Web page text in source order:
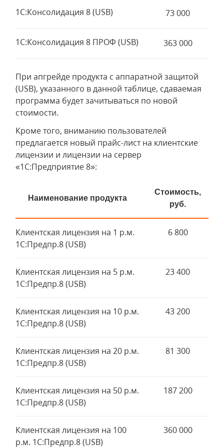
1С:Консолидация 8 (USB) 73 000
1С:Консолидация 8 ПРОФ (USB) 363 000
При апгрейде продукта с аппаратной защитой
(USB), указанного в данной таблице, сдаваемая
программа будет зачитываться по новой
стоимости.
Кроме того, вниманию пользователей
предлагается новый прайс-лист на клиентские
лицензии и лицензии на сервер
«1С:Предприятие 8»:
Наименование продукта
Стоимость,
руб.
Клиентская лицензия на 1 р.м.
1С:Предпр.8 (USB)
6 800
Клиентская лицензия на 5 р.м.
1С:Предпр.8 (USB)
23 400
Клиентская лицензия на 10 р.м.
1С:Предпр.8 (USB)
43 200
Клиентская лицензия на 20 р.м.
1С:Предпр.8 (USB)
81 300
Клиентская лицензия на 50 р.м.
1С:Предпр.8 (USB)
187 200
Клиентская лицензия на 100
р.м. 1С:Предпр.8 (USB)
360 000